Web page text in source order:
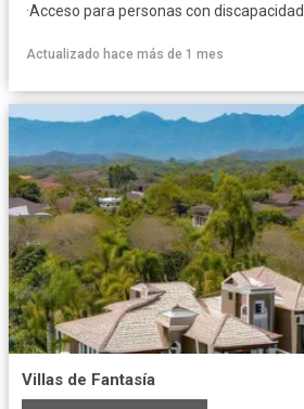
·Acceso para personas con discapacidad
Actualizado hace más de 1 mes
Villas de Fantasía